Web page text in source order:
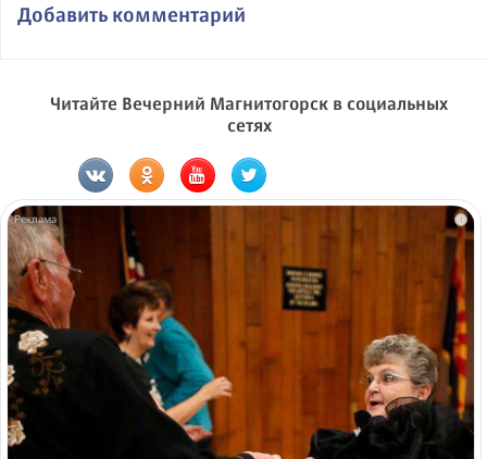
Добавить комментарий
Читайте Вечерний Магнитогорск в социальных
сетях
i